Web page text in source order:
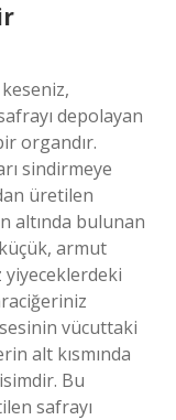
depolayan
organdır.
sindirmeye
üretilen
altında bulunan
armut
yiyeceklerdeki
vücuttaki
alt kısmında
Bu
safrayı